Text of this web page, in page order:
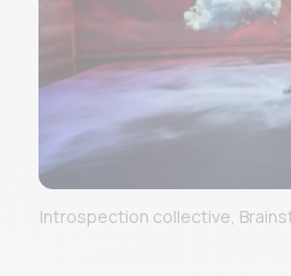
Introspection collective,